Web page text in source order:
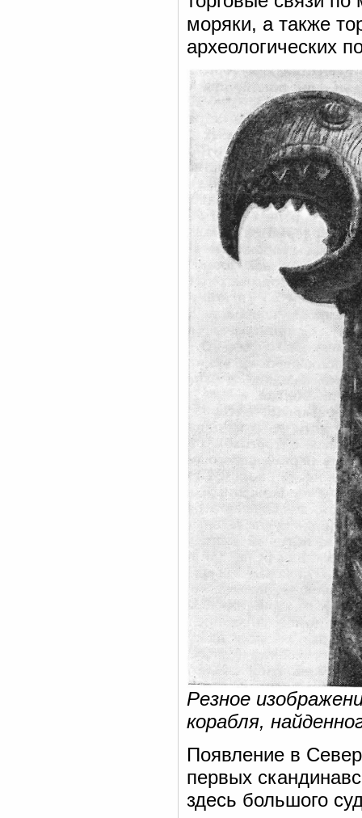
моряки, а также
археологических
Резное
корабля,
Появление в
первых
здесь большого